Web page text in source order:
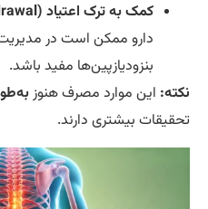
کمک به ترک اعتیاد (Alcohol & Drug Withdrawal)
دارو ممکن است در مدیریت
بنزودیازپین‌ها مفید باشد.
این موارد مصرف هنوزبه‌طور
بیشتری دارند.